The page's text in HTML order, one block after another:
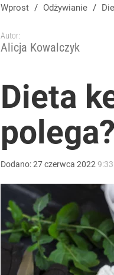
Wprost / Odżywianie /
Autor:
Alicja Kowalczyk
Dieta
polega?
Dodano:27czerwca 2022 9:33